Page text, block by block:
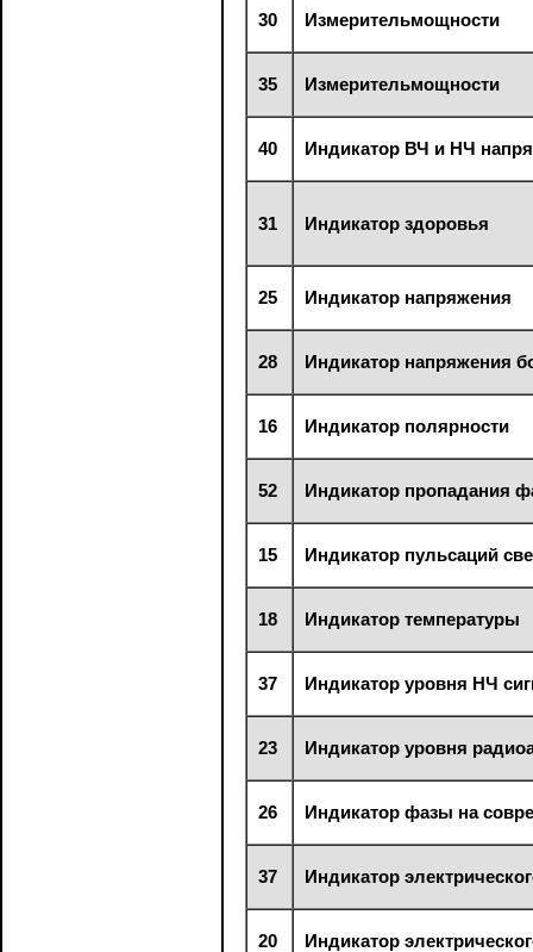
30 Измерительмощности
35 Измерительмощности
40 Индикатор ВЧ и НЧ
31 Индикатор здоровья
25 Индикатор напряжения
28 Индикатор напряжения
16 Индикатор полярности
52 Индикатор пропадания
15 Индикатор пульсаций
18 Индикатор температуры
37 Индикатор уровня НЧ
23 Индикатор уровня
26 Индикатор фазы на
37 Индикатор
20 Индикатор